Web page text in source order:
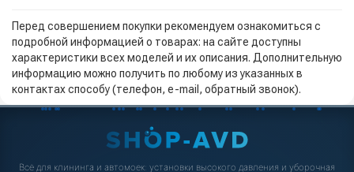
Перед совершением покупки рекомендуем ознакомиться с
подробной информацией о товарах: на сайте доступны
характеристики всех моделей и их описания. Дополнительную
информацию можно получить по любому из указанных в
контактах способу (телефон, e-mail, обратный звонок).
Всё для клининга и автомоек: установки высокого давления и уборочная